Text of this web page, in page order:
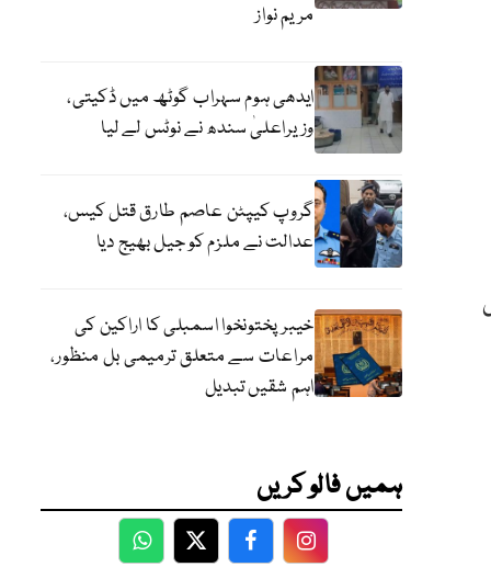
مریم نواز
ایدھی ہوم سہراب گوٹھ میں ڈکیتی،
وزیراعلیٰ سندھ نے نوٹس لے لیا
گروپ کیپٹن عاصم طارق قتل کیس،
عدالت نے ملزم کو جیل بھیج دیا
خیبرپختونخوا اسمبلی کا اراکین کی
مراعات سے متعلق ترمیمی بل منظور،
اہم شقیں تبدیل
ہمیں فالو کریں
WhatsApp
TwitterFacebookFacebook